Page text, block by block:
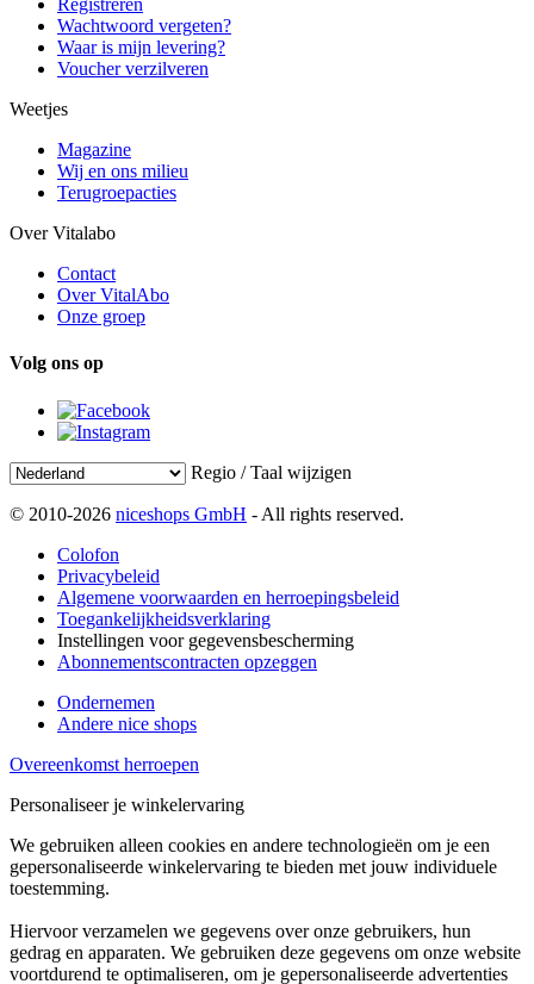
Registreren
Wachtwoord vergeten?
Waar is mijn levering?
Voucher verzilveren
Weetjes
Magazine
Wij en ons milieu
Terugroepacties
Over Vitalabo
Contact
Over VitalAbo
Onze groep
Volg ons op
Regio / Taal wijzigen
© 2010-2026 niceshops GmbH - All rights reserved.
Colofon
Privacybeleid
Algemene voorwaarden en herroepingsbeleid
Toegankelijkheidsverklaring
Instellingen voor gegevensbescherming
Abonnementscontracten opzeggen
Ondernemen
Andere nice shops
Overeenkomst herroepen
Personaliseer je winkelervaring
We gebruiken alleen cookies en andere technologieën om je een
gepersonaliseerde winkelervaring te bieden met jouw individuele
toestemming.
Hiervoor verzamelen we gegevens over onze gebruikers, hun
gedrag en apparaten. We gebruiken deze gegevens om onze website
voortdurend te optimaliseren, om je gepersonaliseerde advertenties